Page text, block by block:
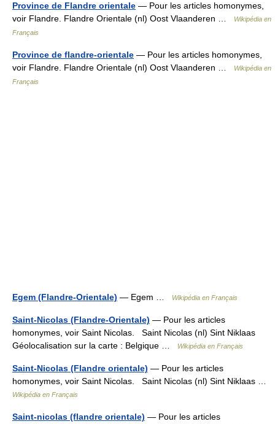
Province de Flandre orientale — Pour les articles homonymes,
voir Flandre. Flandre Orientale (nl) Oost Vlaanderen …
Wikipédia en
Français
Province de flandre-orientale — Pour les articles homonymes,
voir Flandre. Flandre Orientale (nl) Oost Vlaanderen …
Wikipédia en
Français
Egem (Flandre-Orientale) — Egem … Wikipédia en Français
Saint-Nicolas (Flandre-Orientale) — Pour les articles
homonymes, voir Saint Nicolas. Saint Nicolas (nl) Sint Niklaas
Géolocalisation sur la carte : Belgique …
Wikipédia en Français
Saint-Nicolas (Flandre orientale) — Pour les articles
homonymes, voir Saint Nicolas. Saint Nicolas (nl) Sint Niklaas …
Wikipédia en Français
Saint-nicolas (flandre orientale) — Pour les articles